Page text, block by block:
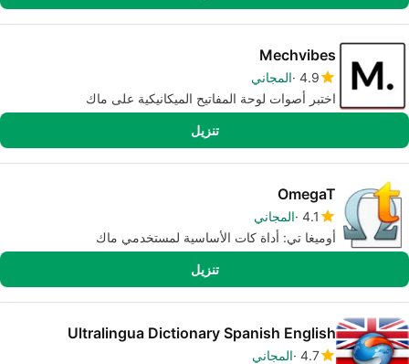
Mechvibes
4.9 المجاني
اختبر أصوات لوحة المفاتيح الميكانيكية على ماك
تنزيل
OmegaT
4.1 المجاني
أوميغا تي: أداة كات الأساسية لمستخدمي ماك
تنزيل
Ultralingua Dictionary Spanish English
4.7 المجاني